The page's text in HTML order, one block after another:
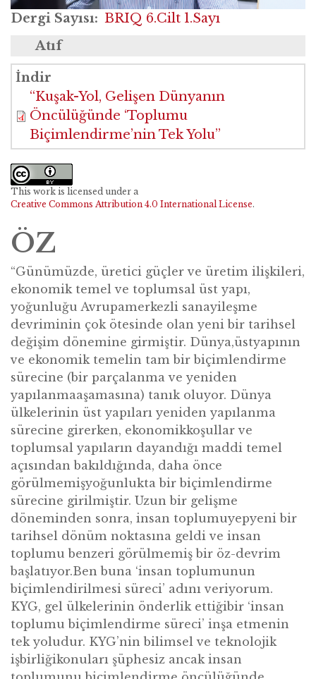
Dergi Sayısı
BRIQ 6.Cilt 1.Sayı
Atıf
Li, G. (2024). Kuşak-Yol, Gelişen Dünyanın
Öncülüğünde ‘Toplumu Biçimlendirme’nin
Tek Yolu (Röportajı yapan: Necati Demircan).
BRIQ Kuşak ve Yol Girişimi Dergisi 6(1), 36-45.
İndir
“Kuşak-Yol, Gelişen Dünyanın
Öncülüğünde ‘Toplumu
Biçimlendirme’nin Tek Yolu”
This work is licensed under a
Creative Commons Attribution 4.0 International License.
ÖZ
“Günümüzde, üretici güçler ve üretim ilişkileri,
ekonomik temel ve toplumsal üst yapı,
yoğunluğu Avrupamerkezli sanayileşme
devriminin çok ötesinde olan yeni bir tarihsel
değişim dönemine girmiştir. Dünya,üstyapının
ve ekonomik temelin tam bir biçimlendirme
sürecine (bir parçalanma ve yeniden
yapılanmaaşamasına) tanık oluyor. Dünya
ülkelerinin üst yapıları yeniden yapılanma
sürecine girerken, ekonomikkoşullar ve
toplumsal yapıların dayandığı maddi temel
açısından bakıldığında, daha önce
görülmemişyoğunlukta bir biçimlendirme
sürecine girilmiştir. Uzun bir gelişme
döneminden sonra, insan toplumuyepyeni bir
tarihsel dönüm noktasına geldi ve insan
toplumu benzeri görülmemiş bir öz-devrim
başlatıyor.Ben buna ‘insan toplumunun
biçimlendirilmesi süreci’ adını veriyorum.
KYG, gel ülkelerinin önderlik ettiğibir ‘insan
toplumu biçimlendirme süreci’ inşa etmenin
tek yoludur. KYG’nin bilimsel ve teknolojik
işbirliğikonuları şüphesiz ancak insan